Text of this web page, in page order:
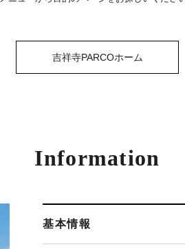
吉祥寺PARCOホーム
Information
基本情報